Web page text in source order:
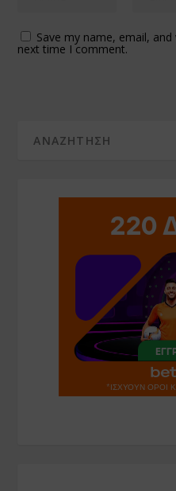
Save my name, email,
next time I comment.